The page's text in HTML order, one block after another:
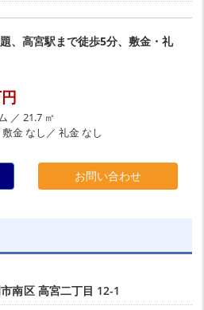
、高宮駅まで徒歩5分、敷金・礼
／ 21.7 ㎡
金 なし／ 礼金 なし
お問い合わせ
南区 高宮二丁目 12-1